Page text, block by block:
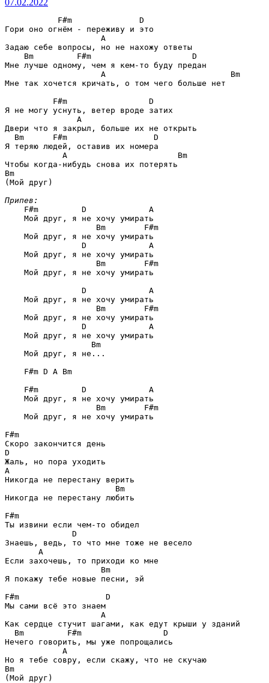
F#m              D
Гори оно огнём - переживу и это
A
Задаю себе вопросы, но не нахожу ответы
Bm         F#m                     D
Мне лучше одному, чем я кем-то буду предан
A                          Bm
Мне так хочется кричать, о том чего больше нет
F#m                 D
Я не могу уснуть, ветер вроде затих
A
Двери что я закрыл, больше их не открыть
Bm      F#m                  D
Я теряю людей, оставив их номера
A                       Bm
Bm
(Мой друг)
Припев:
F#m         D             A
    Мой друг, я не хочу умирать
Bm        F#m
    Мой друг, я не хочу умирать
D             A
    Мой друг, я не хочу умирать
Bm        F#m
    Мой друг, я не хочу умирать
D             A
    Мой друг, я не хочу умирать
Bm        F#m
    Мой друг, я не хочу умирать
D             A
    Мой друг, я не хочу умирать
Bm
    Мой друг, я не...
F#m D A Bm
F#m         D             A
    Мой друг, я не хочу умирать
Bm        F#m
    Мой друг, я не хочу умирать
F#m
D
A
Никогда не перестану верить
Bm
Никогда не перестану любить
F#m
Ты извини если чем-то обидел
D
Знаешь, ведь, то что мне тоже не весело
A
Если захочешь, то приходи ко мне
Bm
Я покажу тебе новые песни, эй
F#m                  D
Мы сами всё это знаем
A
Как сердце стучит шагами, как едут крыши у зданий
Bm         F#m                 D
Нечего говорить, мы уже попрощались
A
Bm
(Мой друг)